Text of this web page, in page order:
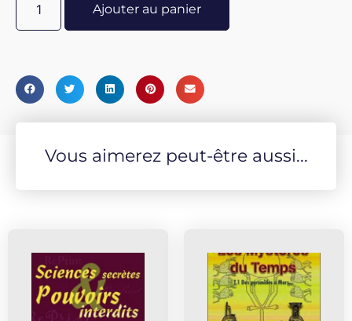
Ajouter au panier
Vous aimerez peut-être aussi...